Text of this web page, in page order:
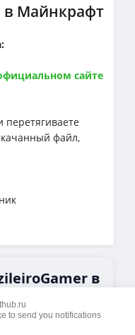
в Майнкрафт
сайте
файл,
в
to send you notifications